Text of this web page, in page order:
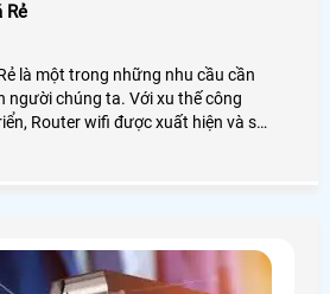
Rẻ
là một trong những nhu cầu cần
ta. Với xu thế công
Router wifi được xuất hiện và sử